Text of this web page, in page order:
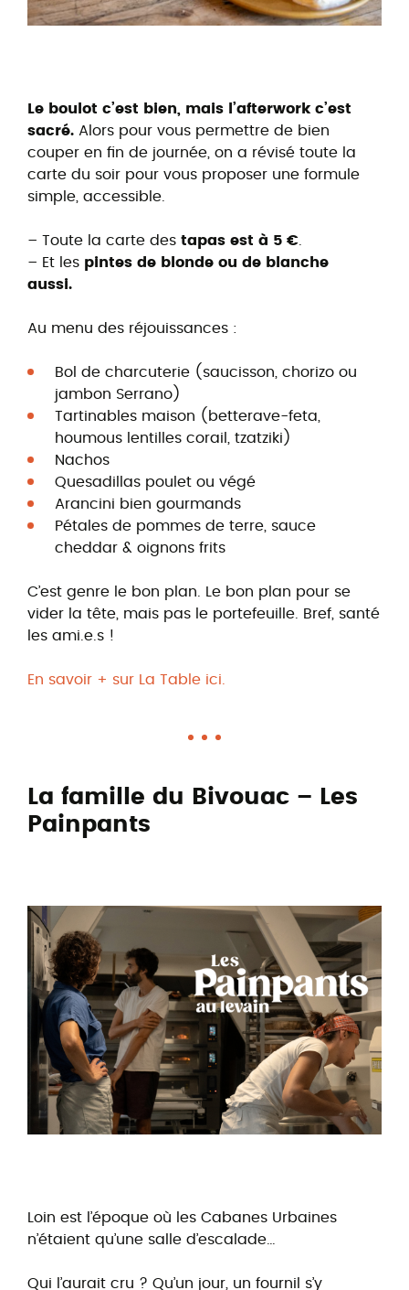
Le boulot c’est bien, mais l’afterwork c’est
sacré. Alors pour vous permettre de bien
couper en fin de journée, on a révisé toute la
carte du soir pour vous proposer une formule
simple, accessible.
– Toute la carte des tapas est à 5 €.
– Et les pintes de blonde ou de blanche
aussi.
Au menu des réjouissances :
Bol de charcuterie (saucisson, chorizo ou
jambon Serrano)
Tartinables maison (betterave-feta,
houmous lentilles corail, tzatziki)
Nachos
Quesadillas poulet ou végé
Arancini bien gourmands
Pétales de pommes de terre, sauce
cheddar & oignons frits
C’est genre le bon plan. Le bon plan pour se
vider la tête, mais pas le portefeuille. Bref, santé
les ami.e.s !
En savoir + sur La Table ici.
La famille du Bivouac – Les
Painpants
Loin est l’époque où les Cabanes Urbaines
n’étaient qu’une salle d’escalade…
Qui l’aurait cru ? Qu’un jour, un fournil s’y